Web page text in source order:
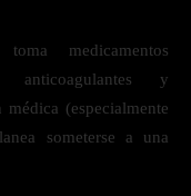
medicamentos
anticoagulantes y
(especialmente
someterse a una